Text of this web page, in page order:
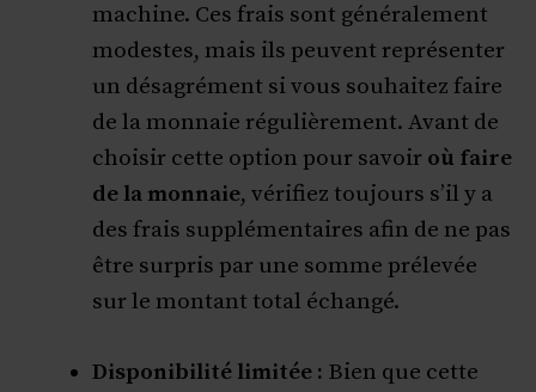
machine. Ces frais sont généralement
modestes, mais ils peuvent représenter
un désagrément si vous souhaitez faire
de la monnaie régulièrement. Avant de
choisir cette option pour savoir où faire
de la monnaie, vérifiez toujours s’il y a
des frais supplémentaires afin de ne pas
être surpris par une somme prélevée
sur le montant total échangé.
Disponibilité limitée : Bien que cette